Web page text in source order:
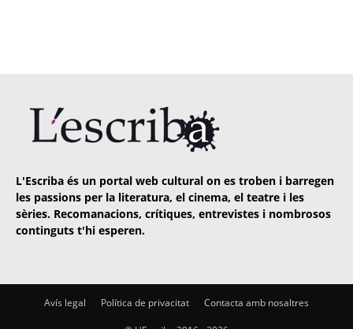
L'Escriba és un portal web cultural on es troben i barregen
les passions per la literatura, el cinema, el teatre i les
sèries. Recomanacions, crítiques, entrevistes i nombrosos
continguts t'hi esperen.
Avís legal Política de privacitat Contacta amb nosaltres